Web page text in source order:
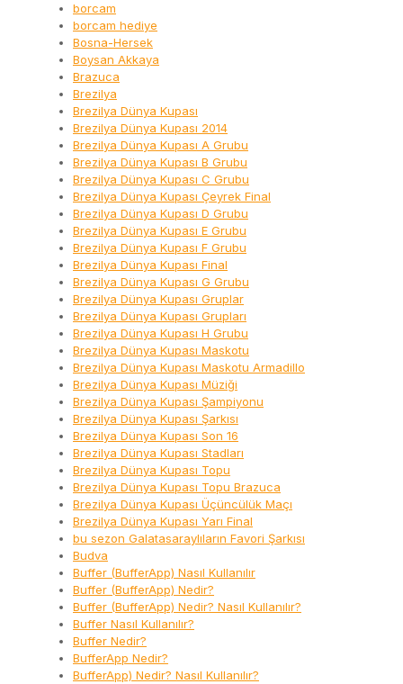
borcam
borcam hediye
Bosna-Hersek
Boysan Akkaya
Brazuca
Brezilya
Brezilya Dünya Kupası
Brezilya Dünya Kupası 2014
Brezilya Dünya Kupası A Grubu
Brezilya Dünya Kupası B Grubu
Brezilya Dünya Kupası C Grubu
Brezilya Dünya Kupası Çeyrek Final
Brezilya Dünya Kupası D Grubu
Brezilya Dünya Kupası E Grubu
Brezilya Dünya Kupası F Grubu
Brezilya Dünya Kupası Final
Brezilya Dünya Kupası G Grubu
Brezilya Dünya Kupası Gruplar
Brezilya Dünya Kupası Grupları
Brezilya Dünya Kupası H Grubu
Brezilya Dünya Kupası Maskotu
Brezilya Dünya Kupası Maskotu Armadillo
Brezilya Dünya Kupası Müziği
Brezilya Dünya Kupası Şampiyonu
Brezilya Dünya Kupası Şarkısı
Brezilya Dünya Kupası Son 16
Brezilya Dünya Kupası Stadları
Brezilya Dünya Kupası Topu
Brezilya Dünya Kupası Topu Brazuca
Brezilya Dünya Kupası Üçüncülük Maçı
Brezilya Dünya Kupası Yarı Final
bu sezon Galatasaraylıların Favori Şarkısı
Budva
Buffer (BufferApp) Nasıl Kullanılır
Buffer (BufferApp) Nedir?
Buffer (BufferApp) Nedir? Nasıl Kullanılır?
Buffer Nasıl Kullanılır?
Buffer Nedir?
BufferApp Nedir?
BufferApp) Nedir? Nasıl Kullanılır?